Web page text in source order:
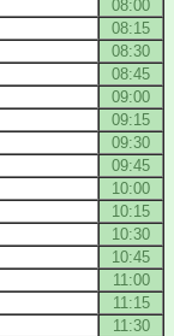
08:00
08:15
08:30
08:45
09:00
09:15
09:30
09:45
10:00
10:15
10:30
10:45
11:00
11:15
11:30